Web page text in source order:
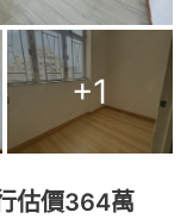
+1
估價364萬